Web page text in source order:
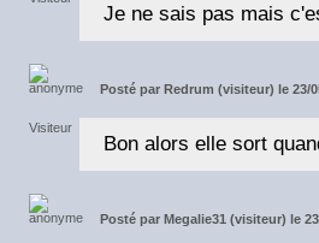
Je ne sais pas mais
Posté par Redrum (visiteur) le 23/
Bon alors elle sort
Posté par Megalie31 (visiteur) le